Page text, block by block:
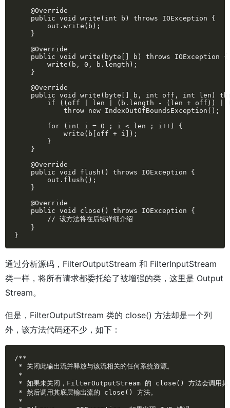
@Override
public void write(int b) throws IOException {
out.write(b);
}
@Override
public void write(byte[] b) throws IOException {
write(b, 0, b.length);
}
@Override
public void write(byte[] b, int off, int len)
if ((off | len | (b.length - (len + off)) |
throw new IndexOutOfBoundsException();
for (int i = 0 ; i < len ; i++) {
write(b[off + i]);
}
}
@Override
public void flush() throws IOException {
out.flush();
}
@Override
public void close() throws IOException {
// 该方法将在后续详细介绍
}
}
通过分析源码，FilterOutputStream 和 FilterInputStream
类一样，将所有请求都委托给了被增强的类，这里是 Output
Stream。
但是，FilterOutputStream 类的 close() 方法却是一个列
外，该方法代码还不少，如下：
/**
* 关闭此输出流并释放与该流相关的任何系统资源。
*
* 如果未关闭，FilterOutputStream 的 close() 方法会调用
* 然后调用其底层输出流的 close() 方法。
*